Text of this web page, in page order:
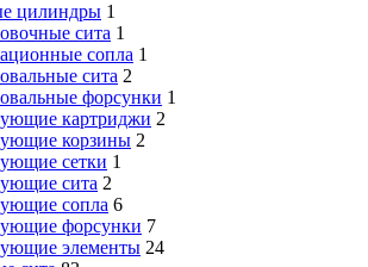
цилиндры 1
сита 1
сопла 1
сита 2
форсунки 1
картриджи 2
корзины 2
сетки 1
сита 2
сопла 6
форсунки 7
элементы 24